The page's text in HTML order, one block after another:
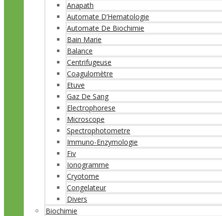
Anapath
Automate D’Hematologie
Automate De Biochimie
Bain Marie
Balance
Centrifugeuse
Coagulomètre
Etuve
Gaz De Sang
Electrophorese
Microscope
Spectrophotometre
Immuno-Enzymologie
Fiv
Ionogramme
Cryotome
Congelateur
Divers
Biochimie